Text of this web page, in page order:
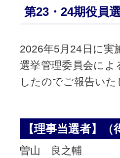
第23・24期役員
2026年5月24日に実
選挙管理委員会に
したのでご報告いた
【理事当選者】（
曽山 良之輔